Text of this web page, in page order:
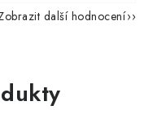
další hodnocení